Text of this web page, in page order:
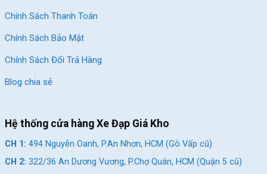
Chính Sách Thanh Toán
Chính Sách Bảo Mật
Chính Sách Đổi Trả Hàng
Blog chia sẻ
Hệ thống cửa hàng Xe Đạp Giá Kho
CH 1: 494 Nguyễn Oanh, P.An Nhơn, HCM (Gò Vấp cũ)
CH 2: 322/36 An Dương Vương, P.Chợ Quán, HCM (Quận 5 cũ)